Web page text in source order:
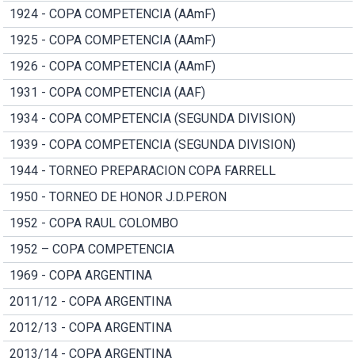
1924 - COPA COMPETENCIA (AAmF)
1925 - COPA COMPETENCIA (AAmF)
1926 - COPA COMPETENCIA (AAmF)
1931 - COPA COMPETENCIA (AAF)
1934 - COPA COMPETENCIA (SEGUNDA DIVISION)
1939 - COPA COMPETENCIA (SEGUNDA DIVISION)
1944 - TORNEO PREPARACION COPA FARRELL
1950 - TORNEO DE HONOR J.D.PERON
1952 - COPA RAUL COLOMBO
1952 – COPA COMPETENCIA
1969 - COPA ARGENTINA
2011/12 - COPA ARGENTINA
2012/13 - COPA ARGENTINA
2013/14 - COPA ARGENTINA